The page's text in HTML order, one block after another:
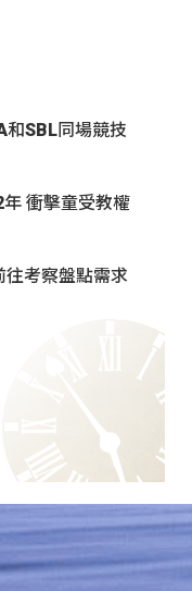
和SBL同場競技
衝擊童受教權
往考察盤點需求